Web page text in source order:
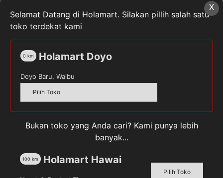
Waktu terbaik menggunakan pelembab, adalah saat
bayi masih basah sesudah mandi. Usap pada kulit
bayi yang sudah kering untuk mempertahankan
kelembabannya.
Kuantitas
CUSSONS
Cream
SKU:8998103101101 Kategori:Krim & Sunblock Anak
Perlengkapan Bayi & Anak Tag:
X
Selamat Datang di Holamart. Silakan pillih salah satu
toko terdekat kami
Holamart Doyo
0 km
Doyo Baru, Waibu
Pilih Toko
Bukan toko yang Anda cari? Kami punya lebih
banyak...
Holamart Hawai
100 km
Pilih Toko